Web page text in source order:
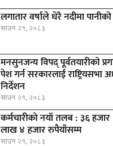
लगातार वर्षाले धेरै नदीमा
साउन २१, २०८३
मनसुनजन्य विपद् पूर्वतयारीको
पेश गर्न सरकारलाई राष्ट्रियसभा
निर्देशन
साउन २१, २०८३
कर्मचारीकाे नयाँ तलब : ३६
लाख ४ हजार रुपैयाँसम्म
साउन २१, २०८३